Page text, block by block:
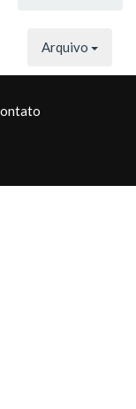
Arquivo